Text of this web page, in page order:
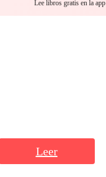
Lee libros gratis en la app
Leer